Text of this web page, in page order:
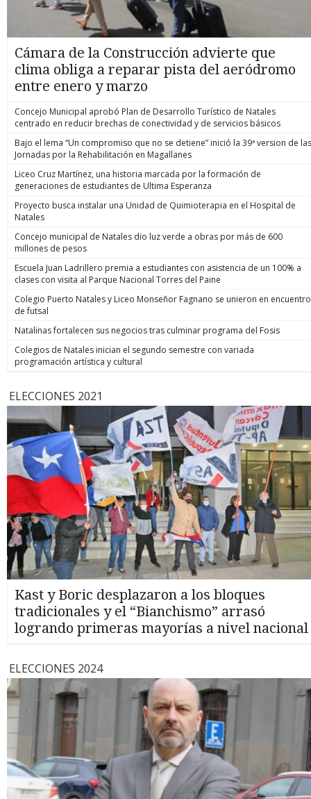
Cámara de la Construcción advierte que
clima obliga a reparar pista del aeródromo
entre enero y marzo
Concejo Municipal aprobó Plan de Desarrollo Turístico de Natales
centrado en reducir brechas de conectividad y de servicios básicos
Bajo el lema “Un compromiso que no se detiene” inició la 39ª version de las
Jornadas por la Rehabilitación en Magallanes
Liceo Cruz Martínez, una historia marcada por la formación de
generaciones de estudiantes de Ultima Esperanza
Proyecto busca instalar una Unidad de Quimioterapia en el Hospital de
Natales
Concejo municipal de Natales dio luz verde a obras por más de 600
millones de pesos
Escuela Juan Ladrillero premia a estudiantes con asistencia de un 100% a
clases con visita al Parque Nacional Torres del Paine
Colegio Puerto Natales y Liceo Monseñor Fagnano se unieron en encuentro
de futsal
Natalinas fortalecen sus negocios tras culminar programa del Fosis
Colegios de Natales inician el segundo semestre con variada
programación artística y cultural
ELECCIONES 2021
Kast y Boric desplazaron a los bloques
tradicionales y el “Bianchismo” arrasó
logrando primeras mayorías a nivel nacional
ELECCIONES 2024